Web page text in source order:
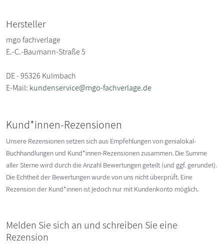
Hersteller
mgo fachverlage
E.-C.-Baumann-Straße 5
DE - 95326 Kulmbach
E-Mail: kundenservice@mgo-fachverlage.de
Kund*innen-Rezensionen
Unsere Rezensionen setzen sich aus Empfehlungen von genialokal-
Buchhandlungen und Kund*innen-Rezensionen zusammen. Die Summe
aller Sterne wird durch die Anzahl Bewertungen geteilt (und ggf. gerundet).
Die Echtheit der Bewertungen wurde von uns nicht überprüft. Eine
Rezension der Kund*innen ist jedoch nur mit Kundenkonto möglich.
Melden Sie sich an und schreiben Sie eine
Rezension